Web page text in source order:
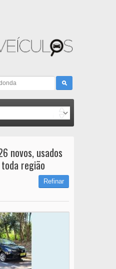
novos, usados
região
Refinar